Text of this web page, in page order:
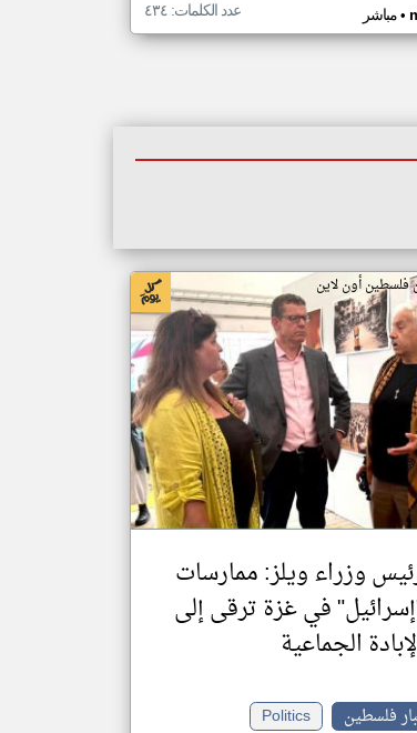
مباشر• عدد الكلمات: ٤٣٤
فلسطين أون لاين
وزراء ويلز: ممارسات
في غزة ترقى إلى
الجماعية
فلسطين
Politics